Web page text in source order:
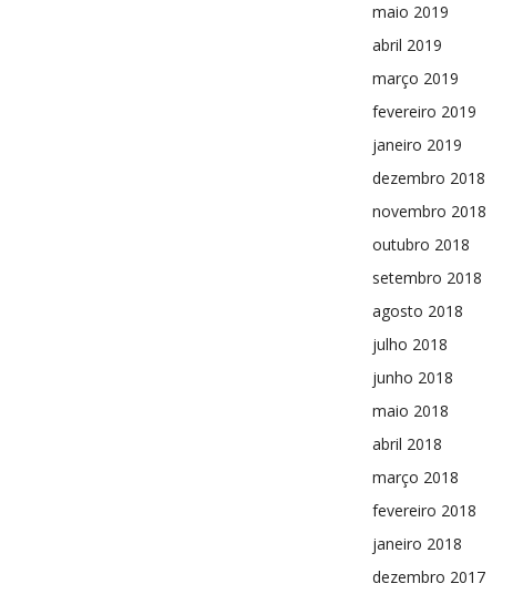
maio 2019
abril 2019
março 2019
fevereiro 2019
janeiro 2019
dezembro 2018
novembro 2018
outubro 2018
setembro 2018
agosto 2018
julho 2018
junho 2018
maio 2018
abril 2018
março 2018
fevereiro 2018
janeiro 2018
dezembro 2017